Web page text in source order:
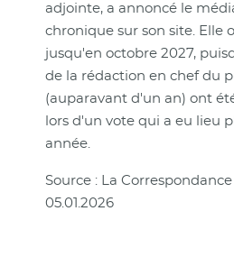
adjointe, a annoncé le
chronique sur son site. Elle
jusqu'en octobre 2027,
de la rédaction en chef du
(auparavant d'un an) ont
lors d'un vote qui a eu lieu
année.
Source : La
05.01.2026